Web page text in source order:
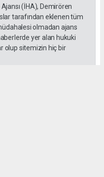
(İHA), Demirören
tarafından eklenen tüm
olmadan ajans
yer alan hukuki
olup sitemizin hiç bir